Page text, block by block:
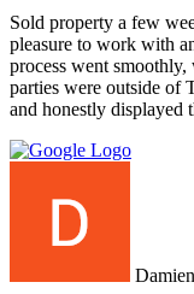
Sold property a few
pleasure to work with
process went
parties were outside of
and honestly displayed